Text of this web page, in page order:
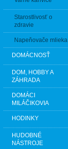
Starostlivosť o
zdravie
Napeňovače mlieka
DOMÁCNOSŤ
DOM, HOBBY A
ZÁHRADA
DOMÁCI
MILÁČIKOVIA
HODINKY
HUDOBNÉ
NÁSTROJE